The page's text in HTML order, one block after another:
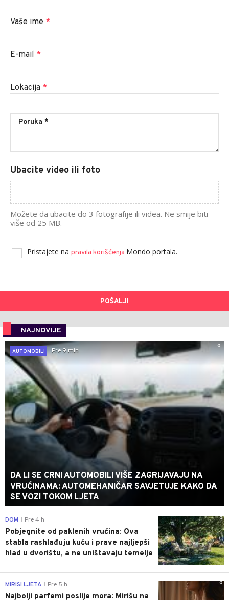
Vaše ime *
E-mail *
Lokacija *
Ubacite video ili foto
Možete da ubacite do 3 fotografije ili videa. Ne smije biti
više od 25 MB.
Pristajete na pravila korišćenja Mondo portala.
POŠALJI
NAJNOVIJE
0
AUTOMOBILI
Pre 9 min
DA LI SE CRNI AUTOMOBILI VIŠE ZAGRIJAVAJU NA
VRUĆINAMA: AUTOMEHANIČAR SAVJETUJE KAKO DA
SE VOZI TOKOM LJETA
0
DOM Pre 4 h
Pobjegnite od paklenih vrućina: Ova
stabla rashlađuju kuću i prave najljepši
hlad u dvorištu, a ne uništavaju temelje
0
MIRISI LJETA Pre 5 h
Najbolji parfemi poslije mora: Mirišu na